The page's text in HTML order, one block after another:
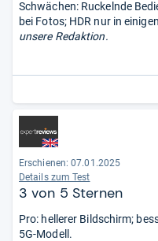
Schwächen: Ruckelnde
bei Fotos; HDR nur in
unsere Redaktion.
Erschienen: 07.01.2025
Details zum Test
3 von 5 Sternen
Pro: hellerer Bildschirm;
5G-Modell.